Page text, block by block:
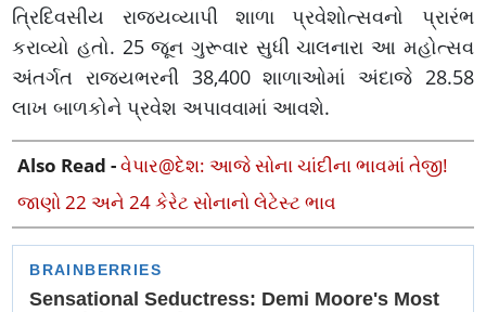
ત્રિદિવસીય રાજ્યવ્યાપી શાળા પ્રવેશોત્સવનો પ્રારંભ
કરાવ્યો હતો. 25 જૂન ગુરૂવાર સુધી ચાલનારા આ મહોત્સવ
અંતર્ગત રાજ્યભરની 38,400 શાળાઓમાં અંદાજે 28.58
લાખ બાળકોને પ્રવેશ અપાવવામાં આવશે.
Also Read -વેપાર@દેશ: આજે સોના ચાંદીના ભાવમાં તેજી!
જાણો 22 અને 24 કેરેટ સોનાનો લેટેસ્ટ ભાવ